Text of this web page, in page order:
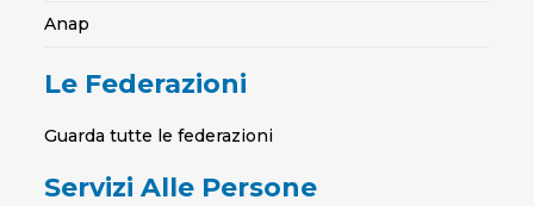
Anap
Le Federazioni
Guarda tutte le federazioni
Servizi Alle Persone